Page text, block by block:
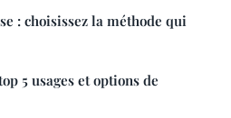
: choisissez la méthode qui
5 usages et options de